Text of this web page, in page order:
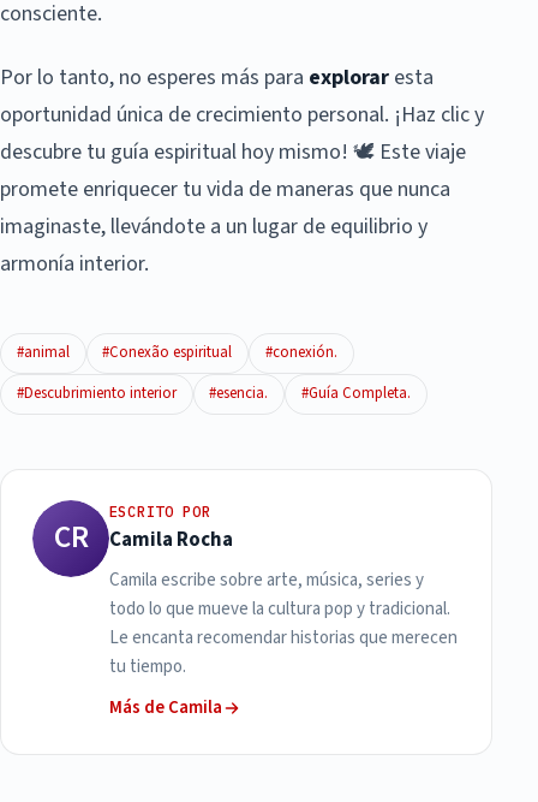
consciente.
Por lo tanto, no esperes más para explorar esta
oportunidad única de crecimiento personal. ¡Haz clic y
descubre tu guía espiritual hoy mismo! 🕊️ Este viaje
promete enriquecer tu vida de maneras que nunca
imaginaste, llevándote a un lugar de equilibrio y
armonía interior.
#animal #Conexão espiritual
#conexión.
#Descubrimiento interior
#esencia. #Guía Completa.
CR
ESCRITO POR
Camila Rocha
Camila escribe sobre arte, música, series y
todo lo que mueve la cultura pop y tradicional.
Le encanta recomendar historias que merecen
tu tiempo.
Más de Camila